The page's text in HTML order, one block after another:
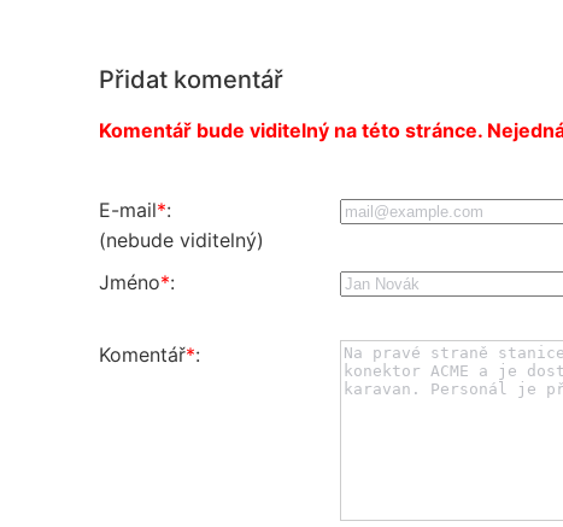
Přidat komentář
Komentář bude viditelný na této stránce.
E-mail*:
(nebude viditelný)
Jméno*:
Komentář*: